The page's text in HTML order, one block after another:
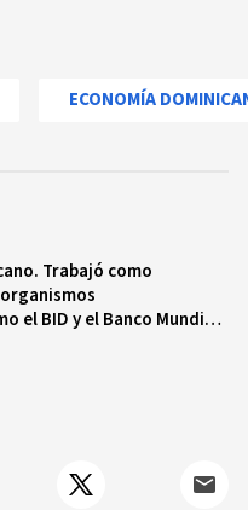
ECONOMÍA
Trabajó como
el BID y el Banco Mundial.
para la reforma del
de Finanzas y